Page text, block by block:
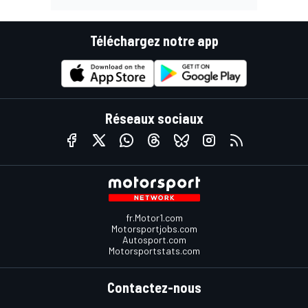
Téléchargez notre app
Réseaux sociaux
fr.Motor1.com
Motorsportjobs.com
Autosport.com
Motorsportstats.com
Contactez-nous